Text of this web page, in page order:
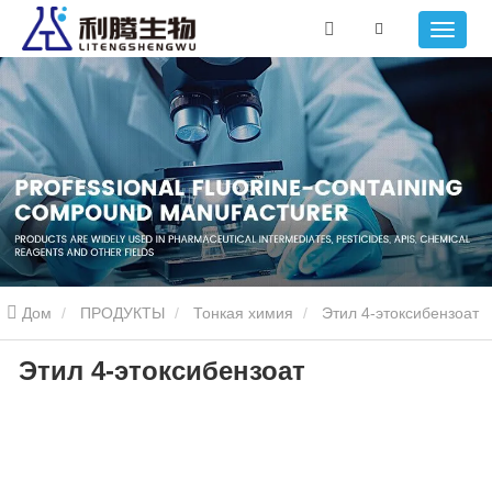
Дом ПРОДУКТЫ Тонкая химия Этил 4-этоксибензоат
Этил 4-этоксибензоат